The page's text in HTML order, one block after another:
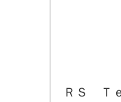
ＲＳ Ｔ